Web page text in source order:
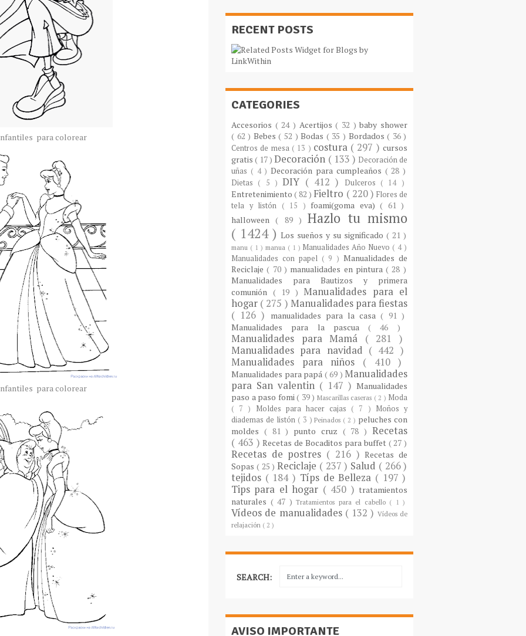
para colorear
para colorear
RECENT POSTS
CATEGORIES
Accesorios ( 24 ) Acertijos( 32 )baby shower
( 62 ) Bebes( 52 )Bodas ( 35 ) Bordados( 36 )
Centros de mesa ( 13 ) costura ( 297 )cursos
gratis( 17 )Decoración ( 133 ) Decoración de
uñas ( 4 )Decoración para cumpleaños ( 28 )
Dietas ( 5 )DIY ( 412 ) Dulceros ( 14 )
Entretenimiento( 82 ) Fieltro ( 220 ) Flores de
tela y listón ( 15 ) foami(goma eva)( 61 )
halloween( 89 )Hazlo tu mismo
( 1424 ) Los sueños y su significado ( 21 )
manu ( 1 ) manua ( 1 ) Manualidades Año Nuevo ( 4 )
Manualidades con papel ( 9 )Manualidades de
Reciclaje( 70 ) manualidades en pintura( 28 )
Manualidades para Bautizos y primera
comunión ( 19 ) Manualidades para el
hogar ( 275 ) Manualidades para fiestas
( 126 )
manualidades para la casa( 91 )
Manualidades para la pascua( 46 )
Manualidades para Mamá ( 281 )
Manualidades para navidad ( 442 )
Manualidades para niños ( 410 )
Manualidades para papá ( 69 ) Manualidades
para San valentin ( 147 ) Manualidades
paso a paso fomi( 39 ) Mascarillas caseras ( 2 ) Moda
( 7 ) Moldes para hacer cajas ( 7 ) Moños y
diademas de listón ( 3 )Peinados ( 2 ) peluches con
moldes ( 81 ) punto cruz ( 78 )Recetas
( 463 )Recetas de Bocaditos para buffet ( 27 )
Recetas de postres ( 216 )Recetas de
Sopas ( 25 ) Reciclaje ( 237 ) Salud ( 266 )
tejidos ( 184 ) Típs de Belleza ( 197 )
Tips para el hogar ( 450 )tratamientos
naturales ( 47 )Tratamientos para el cabello ( 1 )
Vídeos de manualidades ( 132 ) Vídeos de
relajación ( 2 )
SEARCH:
AVISO IMPORTANTE